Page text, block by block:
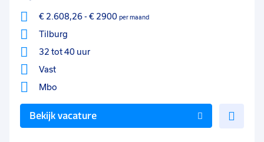
€ 2.608,26- € 2900 per maand
Tilburg
32 tot 40 uur
Vast
Mbo
Bekijk vacature